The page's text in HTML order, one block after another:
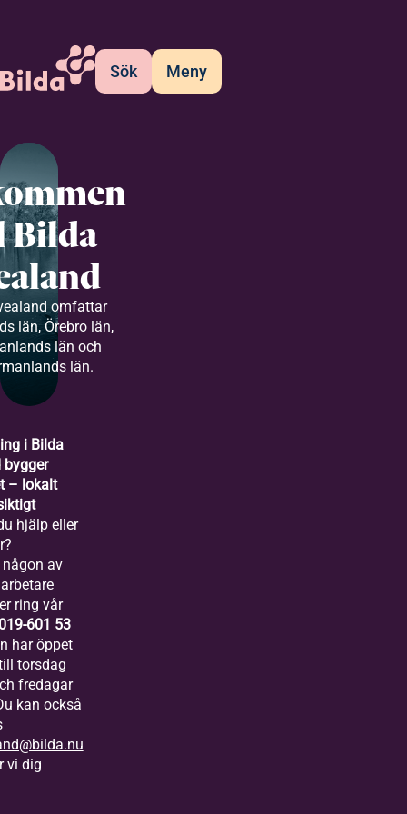
Sök Meny
Bilda
omfattar
län, Örebro län,
län och
län.
i Bilda
bygger
– lokalt
hjälp eller
av
ring vår
601 53
har öppet
torsdag
fredagar
kan också
vi dig